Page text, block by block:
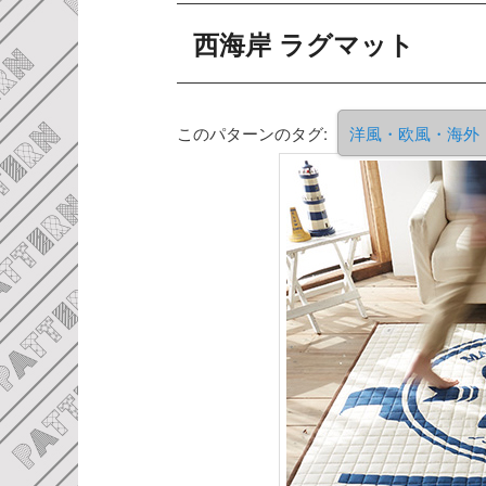
西海岸 ラグマット
このパターンのタグ: 洋風・欧風・海外